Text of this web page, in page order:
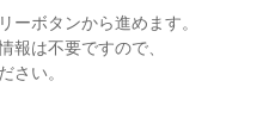
ーボタンから進めます。
報は不要ですので、
さい。